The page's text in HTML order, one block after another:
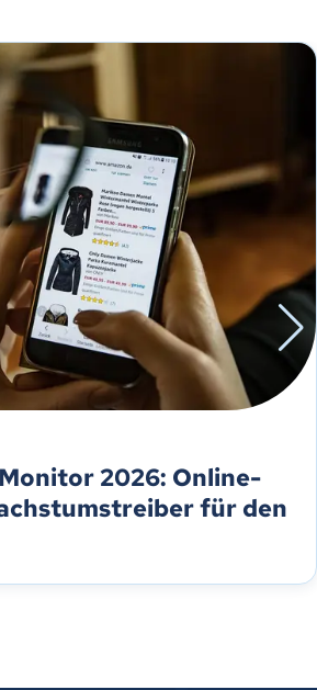
2026: Online-
für den